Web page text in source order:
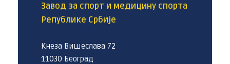
Завод за спорт и медицину спорта
Републике Србије
Кнеза Вишеслава 72
11030 Београд